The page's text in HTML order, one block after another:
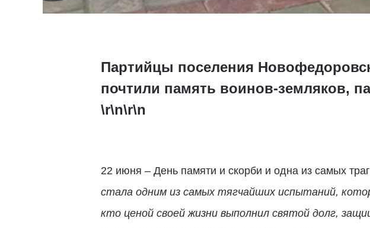
Партийцы поселения
почтили память воинов-земляков,
\r\n\r\n
22 июня – День памяти и скорби и одна из самых
стала одним из самых тягчайших испытаний,
кто ценой своей жизни выполнил святой долг,